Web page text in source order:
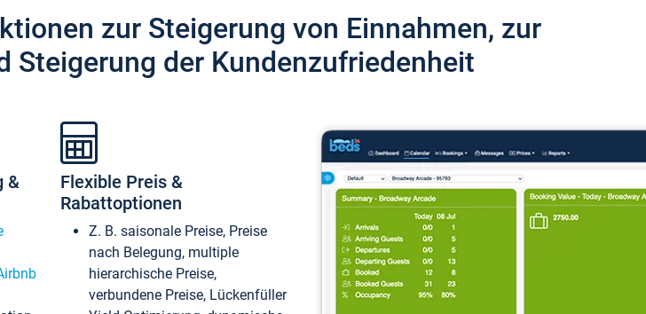
zur Steigerung von Einnahmen, zur
Steigerung der Kundenzufriedenheit
&
Flexible Preis &
Rabattoptionen
Z. B. saisonale Preise, Preise
nach Belegung, multiple
hierarchische Preise,
verbundene Preise, Lückenfüller